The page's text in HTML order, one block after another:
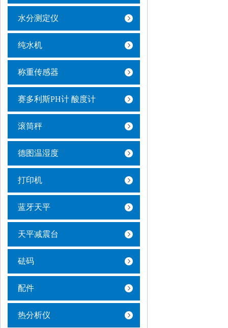
水分测定仪
纯水机
称重传感器
赛多利斯PH计 酸度计
滚筒秤
德图温湿度
打印机
蓝牙天平
天平减震台
砝码
配件
热分析仪